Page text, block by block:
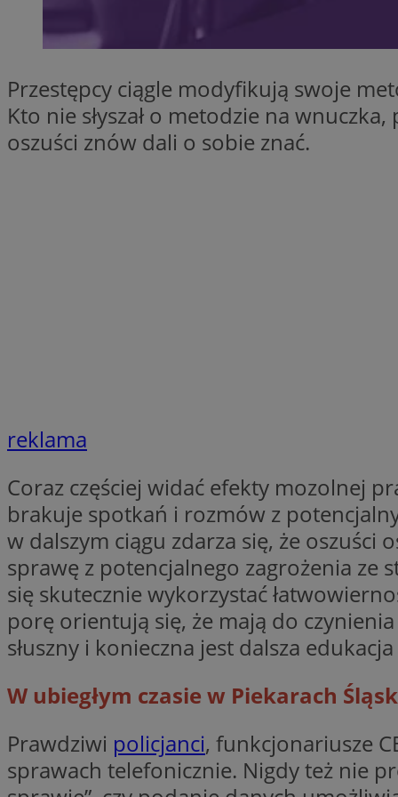
Przestępcy ciągle modyfikują swoje
Kto nie słyszał o metodzie na
oszuści znów dali o sobie znać.
reklama
Coraz częściej widać efekty mozolnej
brakuje spotkań i rozmów z
w dalszym ciągu zdarza się, że oszuści
sprawę z potencjalnego zagrożenia ze
się skutecznie wykorzystać
porę orientują się, że mają do
słuszny i konieczna jest dalsza
W ubiegłym czasie w Piekarach
Prawdziwi policjanci, funkcjonariusze
sprawach telefonicznie. Nigdy też nie
Nazwa
ustat_gid
sa-user-id-v3
_clck
_clsk
Nazwa
__Secure-
ROLLOUT_TOKEN
tuuid
tuuid
OAID
Nazwa
google_push
Nazwa
openstat_gid
__mguid_
__mguid_